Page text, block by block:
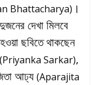
Bhattacharya) ।
দেখা মিলবে
ছবিতে থাকছেন
(Priyanka Sarkar),
আঢ্য(Aparajita